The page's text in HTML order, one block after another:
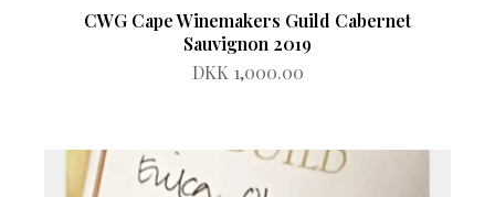
CWG Cape Winemakers Guild Cabernet
Sauvignon 2019
DKK 1,000.00